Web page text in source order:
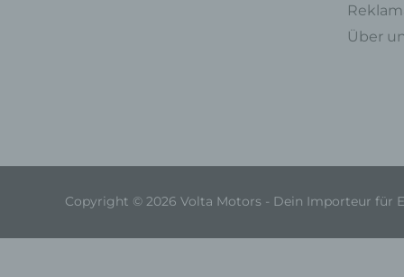
Über
Copyright © 2026 Volta Motors - Dein Importeur für